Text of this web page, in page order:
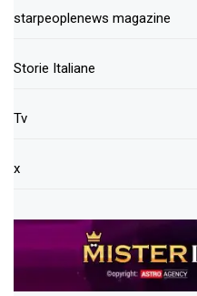
starpeoplenews magazine
Storie Italiane
Tv
x